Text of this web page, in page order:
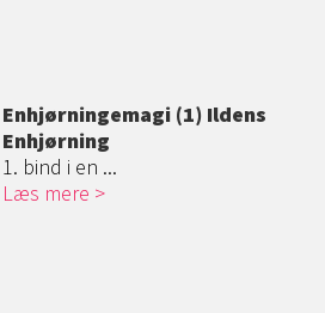
Enhjørningemagi (1) Ildens
Enhjørning
1. bind i en ...
Læs mere